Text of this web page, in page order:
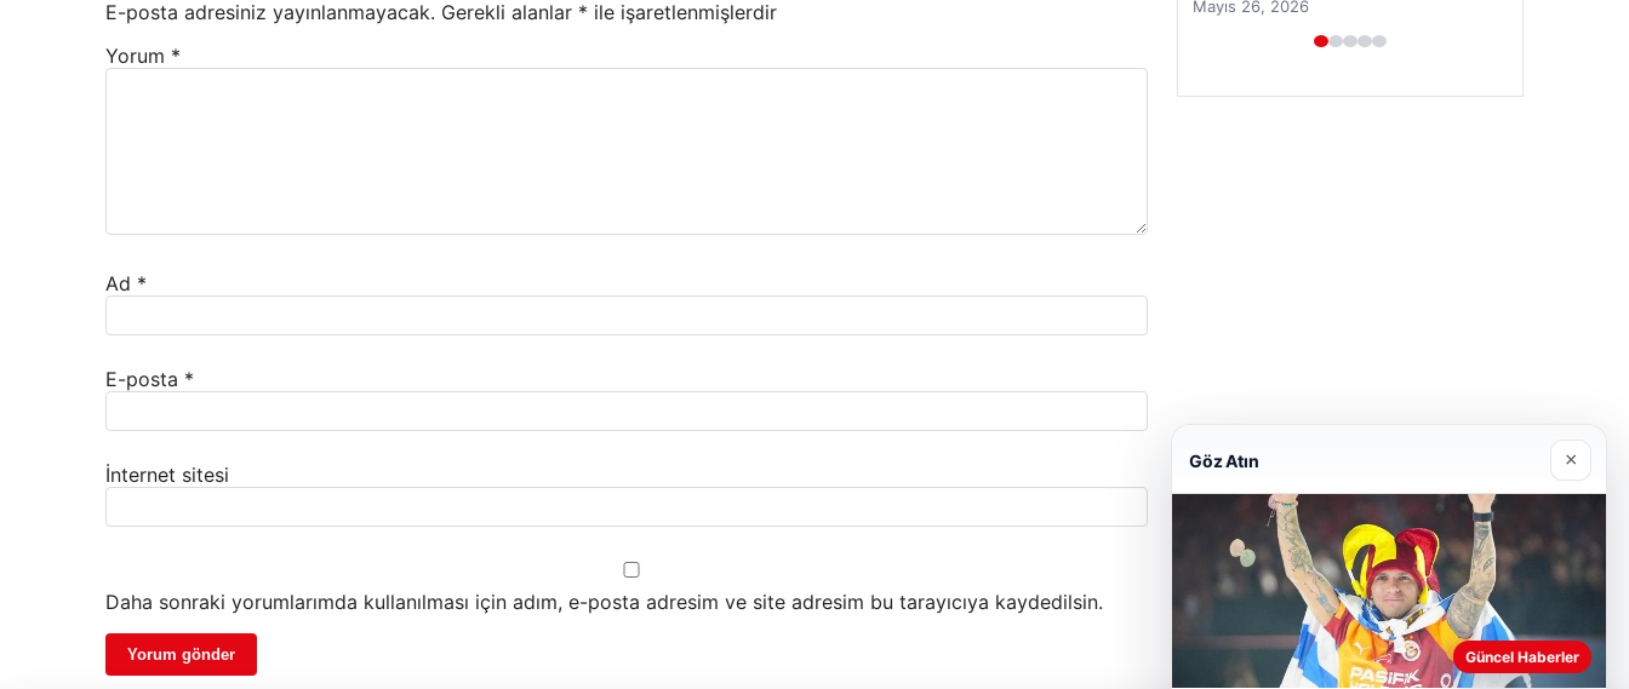
E-posta adresiniz yayınlanmayacak. Gerekli alanlar * ile işaretlenmişlerdir
Yorum *
Ad *
E-posta *
İnternet sitesi
Daha sonraki yorumlarımda kullanılması için adım, e-posta adresim ve site adresim bu tarayıcıya kaydedilsin.
Nisan 29, 2026
Göz Atın ×
Güncel Haberler